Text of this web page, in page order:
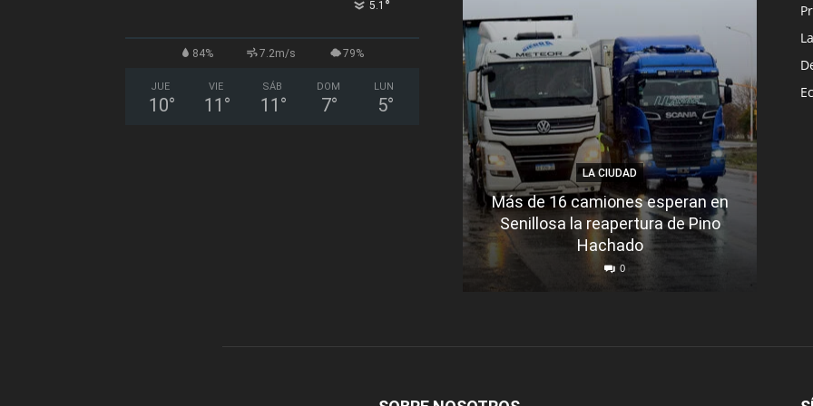
5.1 °
84% 7.2m/s 79%
JUE
10°
VIE
11 °
SÁB
11 °
DOM
7°
LUN
5°
LA CIUDAD
Más de 16 camiones esperan en
Senillosa la reapertura de Pino
Hachado
0